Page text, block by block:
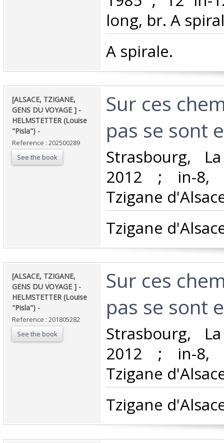
long, br. A
‎A spirale.‎
‎[ALSACE, TZIGANE,
GENS DU VOYAGE ] -
HELMSTETTER (Louise
"Pisla") - ‎
Reference : 202500289
See the book
‎Sur ces
pas se sont
‎Strasbourg,
2012 ; in-8,
Tzigane
‎Tzigane
‎[ALSACE, TZIGANE,
GENS DU VOYAGE ] -
HELMSTETTER (Louise
"Pisla") - ‎
Reference : 201805282
See the book
‎Sur ces
pas se sont
‎Strasbourg,
2012 ; in-8,
Tzigane
‎Tzigane